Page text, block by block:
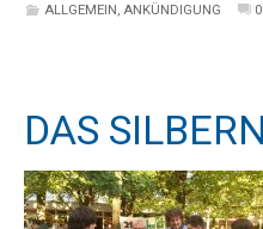
ALLGEMEIN, ANKÜNDIGUNG 0
DAS